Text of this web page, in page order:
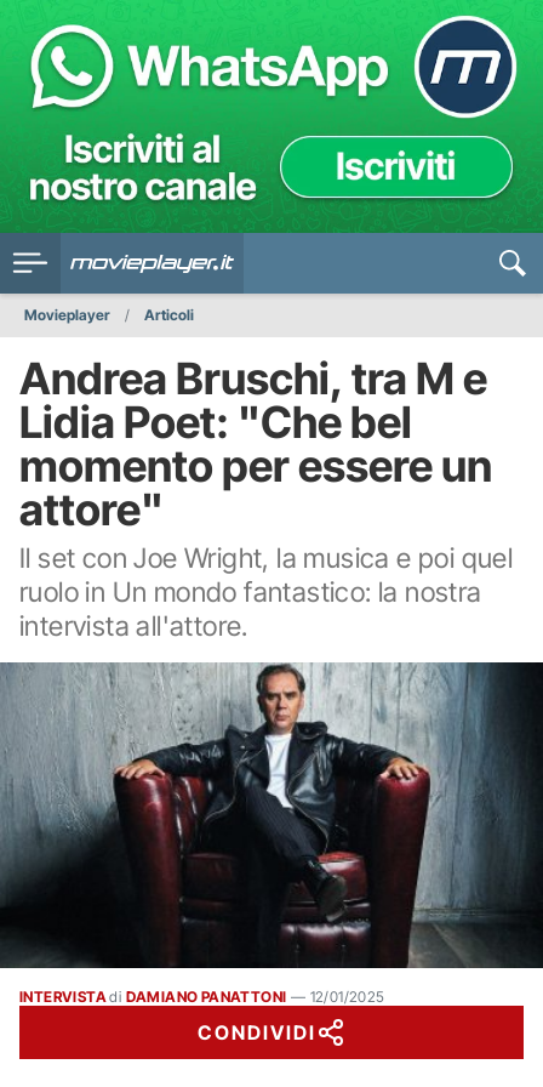
Movieplayer Articoli
Andrea Bruschi, tra M e
Lidia Poet: "Che bel
momento per essere un
attore"
Il set con Joe Wright, la musica e poi quel
ruolo in Un mondo fantastico: la nostra
intervista all'attore.
INTERVISTAdi DAMIANO PANATTONI — 12/01/2025
CONDIVIDI